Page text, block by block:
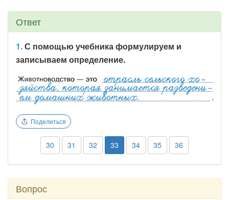
Ответ
1.С помощью учебника формулируем и
записываем определение.
Поделиться
30 31 32 33 34 35 36
Вопрос